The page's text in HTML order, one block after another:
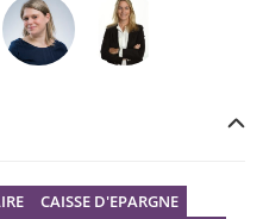
GILBERT
Fanny KERECKI
question à Mélissa
Poser votre question à Marine
Poser votre question
CAISSE D'EPARGNE